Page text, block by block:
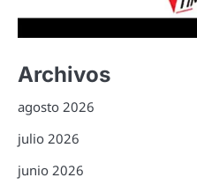
Archivos
agosto 2026
julio 2026
junio 2026